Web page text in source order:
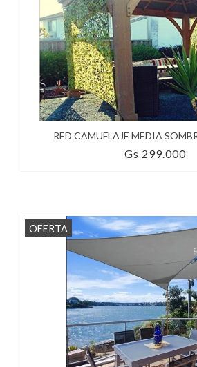
RED CAMUFLAJE MEDIA
Gs 299.000
OFERTA